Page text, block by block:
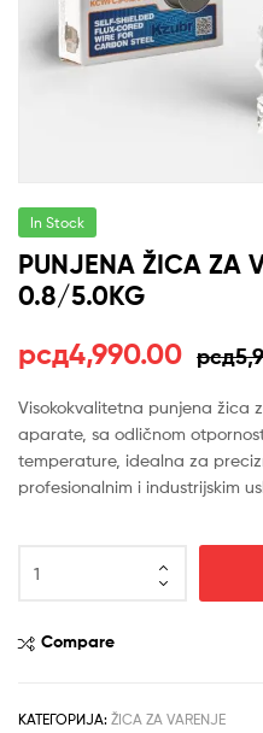
In Stock
PUNJENA ŽICA ZA
0.8/5.0KG
рсд
Оригинална
цена
је
била:
рсд4,990.00
Тренутна
цена
је:
рсд4,990.00.
Visokokvalitetna punjena žica
aparate, sa odličnom
temperature, idealna za
profesionalnim i industrijskim
ŽICA
VARENJE
количина
Compare
КАТЕГОРИЈА: ŽICA ZA VARENJE